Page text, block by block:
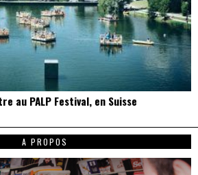
au PALP Festival, en Suisse
A PROPOS